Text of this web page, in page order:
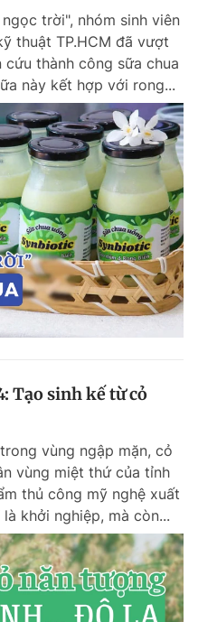
trời", nhóm sinh viên
thuật TP.HCM đã vượt
thành công sữa chua
này kết hợp với rong...
Tạo sinh kế từ cỏ
vùng ngập mặn, cỏ
vùng miệt thứ của tỉnh
thủ công mỹ nghệ xuất
khởi nghiệp, mà còn...